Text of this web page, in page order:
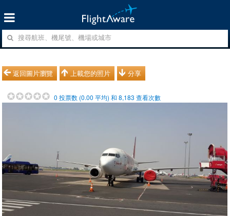
返回圖片瀏覽 上載您的照片 分享
0 投票数 (0.00 平均) 和8,183 查看次數